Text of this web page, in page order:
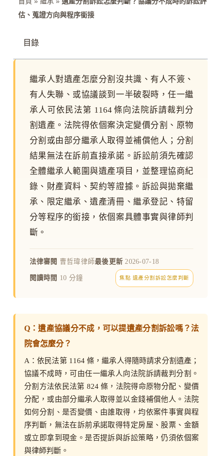
估、蒐證方向與程序銜接
目錄
繼承人對遺產怎麼分割沒共識、有人不簽、
有人失聯、或協議談到一半破裂時，任一繼
承人可依民法第 1164 條向法院訴請裁判分
割遺產。法院得依個案決定變價分割、原物
分割或由部分繼承人取得並補償他人；分割
結果無法在訴前直接承諾。訴訟前須先確認
全體繼承人範圍與遺產項目，並整理協商紀
錄、財產資料、契約等證據。訴訟與拋棄繼
承、限定繼承、遺產清冊、繼承登記、特留
分等程序的銜接，依個案具體事實與律師判
斷。
法律審閱 曹哲瑋律師最後更新 2026-07-18
閱讀時間 10 分鐘 焦點 遺產分割訴訟怎麼判斷
Q：遺產協議分不成，可以提遺產分割訴訟嗎？法
院會怎麼分？
A：依民法第 1164 條，繼承人得隨時請求分割遺產；
協議不成時，可由任一繼承人向法院訴請裁判分割。
分割方法依民法第 824 條，法院得命原物分配、變價
分配，或由部分繼承人取得並以金錢補償他人。法院
如何分割、是否變價、由誰取得，均依案件事實與程
序判斷，無法在訴前承諾取得特定房屋、股票、金額
或立即拿到現金。是否提訴與訴訟策略，仍須依個案
與律師判斷。